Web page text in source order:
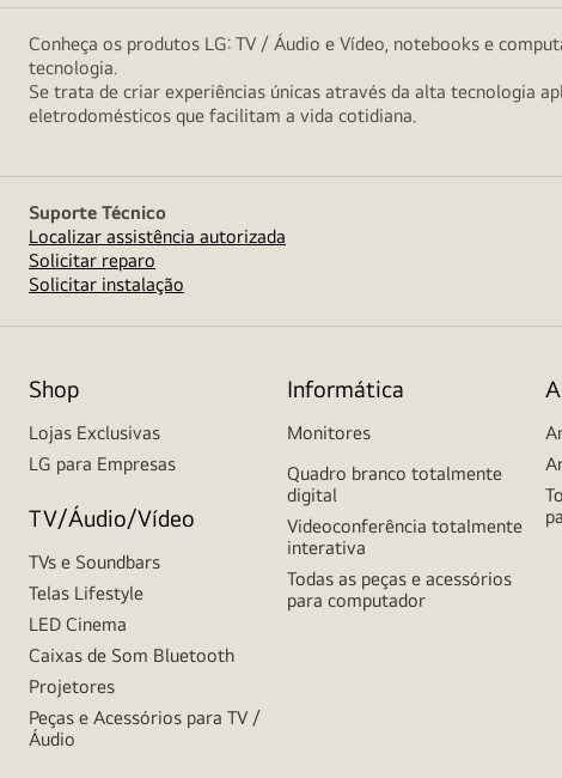
Conheça os produtos LG: TV / Áudio e Vídeo, notebooks e
tecnologia.
Se trata de criar experiências únicas através da alta tecnologia
eletrodomésticos que facilitam a vida cotidiana.
Suporte Técnico
Localizar assistência autorizada
Solicitar reparo
Solicitar instalação
Shop
Lojas Exclusivas
LG para Empresas
TV/Áudio/Vídeo
TVs e Soundbars
Telas Lifestyle
LED Cinema
Caixas de Som Bluetooth
Projetores
Peças e Acessórios para TV /
Áudio
Informática
Monitores
Quadro branco totalmente
digital
Videoconferência totalmente
interativa
Todas as peças e acessórios
para computador